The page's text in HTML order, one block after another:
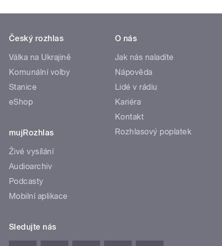
Český rozhlas
Válka na Ukrajině
Komunální volby
Stanice
eShop
mujRozhlas
Živé vysílání
Audioarchiv
Podcasty
Mobilní aplikace
O nás
Jak nás naladíte
Nápověda
Lidé v rádiu
Kariéra
Kontakt
Rozhlasový poplatek
Sledujte nás